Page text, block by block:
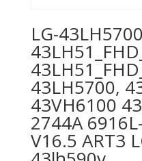
LG-
43LH5700,
43VH6100
2744A
V16.5 ART3